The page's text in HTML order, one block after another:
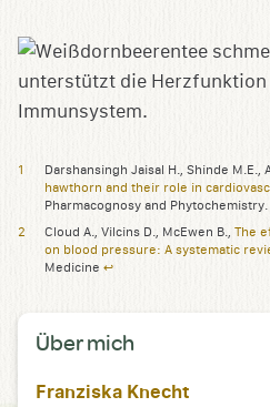
Darshansingh Jaisal H., Shinde M.E.,
hawthorn and their role in
Pharmacognosy and Phytochemistry.
Cloud A., Vilcins D., McEwen B., The
on blood pressure: A systematic
Medicine ↩︎
Über mich
Franziska Knecht